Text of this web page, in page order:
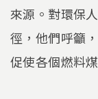
來源。對環保
徑，他們呼籲
促使各個燃料